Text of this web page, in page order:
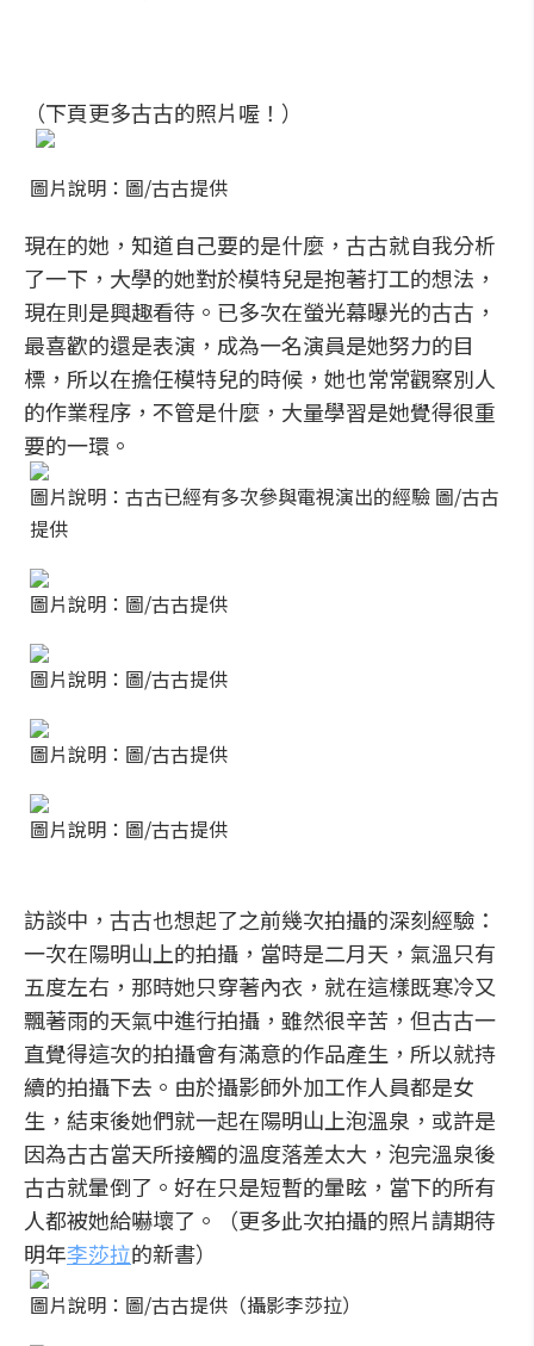
（下頁更多古古的照片喔！）
圖片說明：圖/古古提供
現在的她，知道自己要的是什麼，古古就自我分析
了一下，大學的她對於模特兒是抱著打工的想法，
現在則是興趣看待。已多次在螢光幕曝光的古古，
最喜歡的還是表演，成為一名演員是她努力的目
標，所以在擔任模特兒的時候，她也常常觀察別人
的作業程序，不管是什麼，大量學習是她覺得很重
要的一環。
圖片說明：古古已經有多次參與電視演出的經驗 圖/古古
提供
圖片說明：圖/古古提供
圖片說明：圖/古古提供
圖片說明：圖/古古提供
圖片說明：圖/古古提供
訪談中，古古也想起了之前幾次拍攝的深刻經驗：
一次在陽明山上的拍攝，當時是二月天，氣溫只有
五度左右，那時她只穿著內衣，就在這樣既寒冷又
飄著雨的天氣中進行拍攝，雖然很辛苦，但古古一
直覺得這次的拍攝會有滿意的作品產生，所以就持
續的拍攝下去。由於攝影師外加工作人員都是女
生，結束後她們就一起在陽明山上泡溫泉，或許是
因為古古當天所接觸的溫度落差太大，泡完溫泉後
古古就暈倒了。好在只是短暫的暈眩，當下的所有
人都被她給嚇壞了。（更多此次拍攝的照片請期待
明年李莎拉的新書）
圖片說明：圖/古古提供（攝影李莎拉）